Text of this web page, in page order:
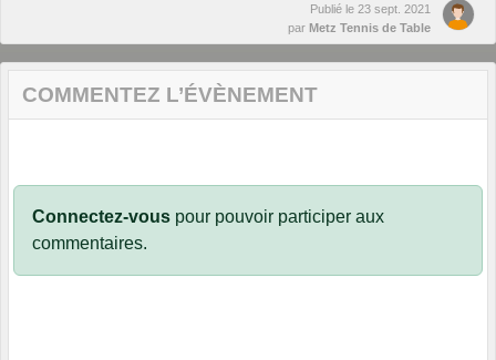
Publié le 23 sept. 2021
par Metz Tennis de Table
COMMENTEZ L’ÉVÈNEMENT
Connectez-vous pour pouvoir participer aux
commentaires.